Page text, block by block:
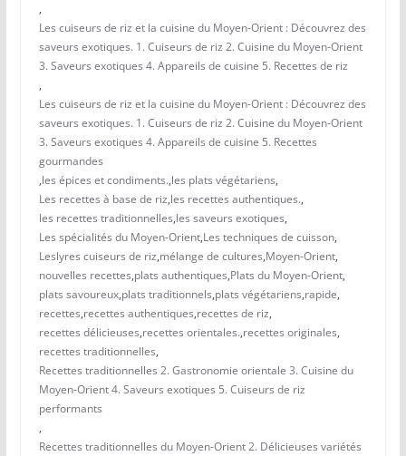
,
Les cuiseurs de riz et la cuisine du Moyen-Orient : Découvrez des
saveurs exotiques. 1. Cuiseurs de riz 2. Cuisine du Moyen-Orient
3. Saveurs exotiques 4. Appareils de cuisine 5. Recettes de riz
,
Les cuiseurs de riz et la cuisine du Moyen-Orient : Découvrez des
saveurs exotiques. 1. Cuiseurs de riz 2. Cuisine du Moyen-Orient
3. Saveurs exotiques 4. Appareils de cuisine 5. Recettes
gourmandes
,les épices et condiments.,les plats végétariens,
Les recettes à base de riz,les recettes authentiques.,
les recettes traditionnelles,les saveurs exotiques,
Les spécialités du Moyen-Orient,Les techniques de cuisson,
Leslyres cuiseurs de riz,mélange de cultures,Moyen-Orient,
nouvelles recettes,plats authentiques,Plats du Moyen-Orient,
plats savoureux,plats traditionnels,plats végétariens,rapide,
recettes,recettes authentiques,recettes de riz,
recettes délicieuses,recettes orientales.,recettes originales,
recettes traditionnelles,
Recettes traditionnelles 2. Gastronomie orientale 3. Cuisine du
Moyen-Orient 4. Saveurs exotiques 5. Cuiseurs de riz
performants
,
Recettes traditionnelles du Moyen-Orient 2. Délicieuses variétés